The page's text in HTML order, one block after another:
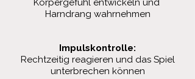
Körpergefühl entwickeln und
Harndrang wahrnehmen
Impulskontrolle:
Rechtzeitig reagieren und das Spiel
unterbrechen können